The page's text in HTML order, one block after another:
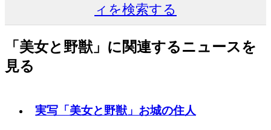
ィを検索する
「美女と野獣」に関連するニュースを
見る
実写「美女と野獣」お城の住人